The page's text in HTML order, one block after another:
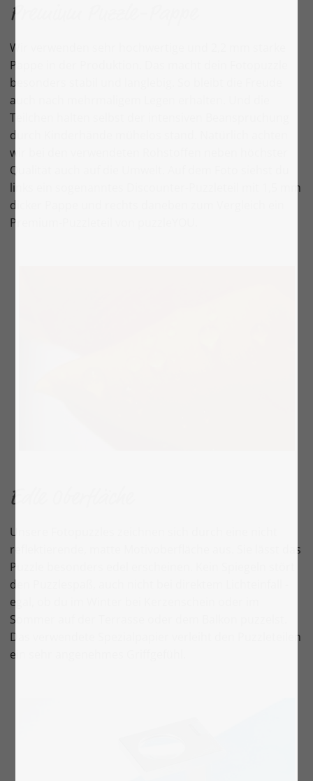
Premium Puzzle-Pappe
Wir verwenden sehr hochwertige und 2,2 mm starke
Pappe in der Produktion. Das macht dein Fotopuzzle
besonders stabil und langlebig. So bleibt die Freude
auch nach mehrmaligem Legen erhalten. Und die
Teilchen halten selbst der intensiven Beanspruchung
durch Kinderhände mühelos stand. Natürlich achten
wir bei den verwendeten Rohstoffen neben höchster
Qualität auch auf die Umwelt. Auf dem Foto siehst du
links ein sogenanntes Discounter-Puzzleteil mit 1,5 mm
dicker Pappe und rechts daneben zum Vergleich ein
Premium-Puzzleteil von puzzleYOU.
Edle Oberfläche
Unsere Fotopuzzles zeichnen sich durch eine nicht
reflektierende, matte Motivoberfläche aus. Sie lässt das
Puzzle besonders edel erscheinen. Kein Spiegeln stört
den Puzzlespaß, auch nicht bei direktem Lichteinfall -
egal, ob du im Winter bei Kerzenschein oder im
Sommer auf der Terrasse oder dem Balkon puzzelst.
Das verwendete Spezialpapier verleiht den Puzzleteilen
ein sehr angenehmes Griffgefühl.